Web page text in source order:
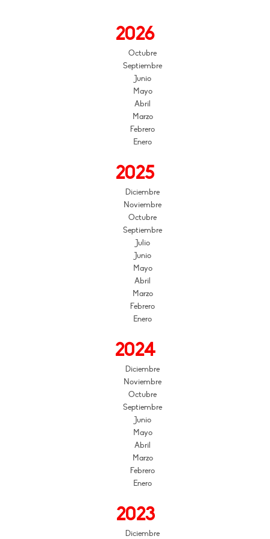
2026
Octubre
Septiembre
Junio
Mayo
Abril
Marzo
Febrero
Enero
2025
Diciembre
Noviembre
Octubre
Septiembre
Julio
Junio
Mayo
Abril
Marzo
Febrero
Enero
2024
Diciembre
Noviembre
Octubre
Septiembre
Junio
Mayo
Abril
Marzo
Febrero
Enero
2023
Diciembre